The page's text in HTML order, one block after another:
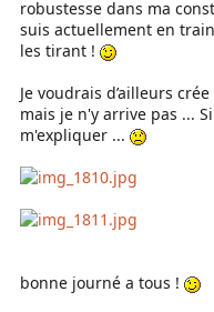
robustesse dans ma
suis actuellement en
les tirant !
Je voudrais d’ailleurs
mais je n'y arrive pas ...
m'expliquer ...
bonne journé a tous !